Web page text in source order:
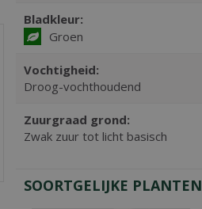
Bladkleur:
Groen
Vochtigheid:
Droog-vochthoudend
Zuurgraad grond:
Zwak zuur tot licht basisch
SOORTGELIJKE PLANTEN